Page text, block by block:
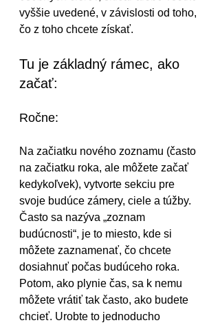
vyššie uvedené, v závislosti od toho,
čo z toho chcete získať.
Tu je základný rámec, ako
začať:
Ročne:
Na začiatku nového zoznamu (často
na začiatku roka, ale môžete začať
kedykoľvek), vytvorte sekciu pre
svoje budúce zámery, ciele a túžby.
Často sa nazýva „zoznam
budúcnosti“, je to miesto, kde si
môžete zaznamenať, čo chcete
dosiahnuť počas budúceho roka.
Potom, ako plynie čas, sa k nemu
môžete vrátiť tak často, ako budete
chcieť. Urobte to jednoducho